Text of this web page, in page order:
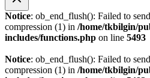
Notice: ob_end_flush(): Failed to
compression (1) in /home/tkbilgin/
includes/functions.php on line 5493
Notice: ob_end_flush(): Failed to
compression (1) in /home/tkbilgin/